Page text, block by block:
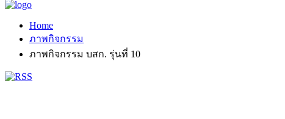
Home
ภาพกิจกรรม
ภาพกิจกรรม บสก. รุ่นที่ 10